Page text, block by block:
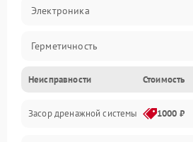
Электроника
Герметичность
Механика
Управление
Неисправности Стоимость
Засор дренажной системы 1000 ₽